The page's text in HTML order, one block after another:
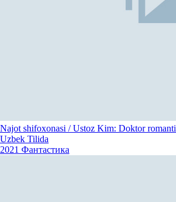
Najot shifoxonasi / Ustoz Kim: Doktor
Uzbek Tilida
2021 Фантастика